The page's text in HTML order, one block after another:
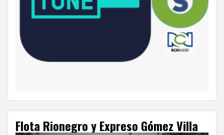
Flota Rionegro y Expreso Gómez Villa